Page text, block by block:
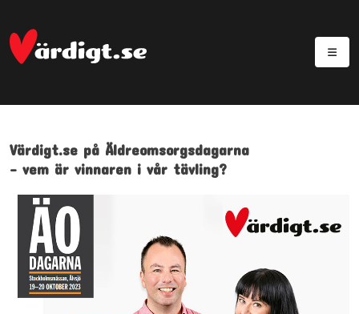
Värdigt.se på Äldreomsorgsdagarna
- vem är vinnaren i vår tävling?